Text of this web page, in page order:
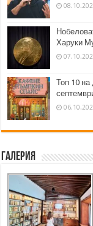
Харуки
Топ 10 на
Галерия